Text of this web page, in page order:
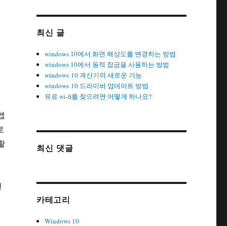
최신 글
windows 10에서 화면 해상도를 변경하는 방법
windows 10에서 동적 잠금을 사용하는 방법
windows 10 계산기의 새로운 기능
windows 10 드라이버 업데이트 방법
유료 wi-fi를 찾으려면 어떻게 하나요?
최신 댓글
카테고리
Windows 10